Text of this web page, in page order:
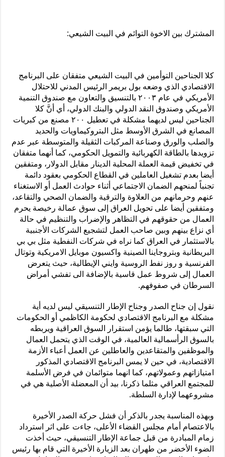
المشترك بين الاخوة التوائم في البيت الشيعي:
كلا الجناحين التوأمين في البيت الشيعي متفقان على البرنامج
الاقتصادي الذي وضعه بول بريمر الرئيس المدني للاحتلال
الأمريكي في عام ٢٠٠٣ بالتنسيق والتعاون مع صندوق التنمية
الأمريكي وصندوق النقد الدولي والبنك الدولي، أي أنَّ كلا
الجناحين ليس لديهما مشكلة في تعطيل ٢٠٠ مصنع من كبريات
المصانع في الشرق الأوسط مثل البتروكيماويات والحديد
والصلب والورق وصناعة المركبات الثقيلة والمتوسطة عبر عدم
تزويدها بالطاقة الكهربائية والتمويل الحكومي، كما أنهما متفقان
في تخفيض قيمة العملة المحلية الدينار مقابل الدولار، ومتفقين
أيضا بعدم تشغيل العاملين في القطاع الحكومي بعقود دائمة
تجنباً لمنحهم الضمان الاجتماعي أثناء حوادث العمل أو الاستغناء
عنهم وحرمانهم من العلاوة والترقية والضمان الصحي والتقاعد،
ومتفقين أيضا على تحويل العراق إلى سوق عمالة رخيصة يحرم
العمال من حقوقهم في التظاهر والإضراب والتنظيم في حالة
أي نزاع بينهم وبين صاحب العمل لتشجيع الشركات الأجنبية
بالاستثمار في العراق كما نراه في شركات النفطية مثل بي بي
البريطانية وبتروجاينا الصينية واكسيون موبايل الامريكية وتوتال
الفرنسية و روز نفط الروسية وايني الإيطالية، حيث يتعرض
العمال إلى شروط عمل قاسية بالإضافة الى تفشي أمراض
السرطان في صفوفهم.
نقول إن جناح الصدر وجناح الإطار التنسيقي ليس لديه أية
مشكلة مع البرنامج الاقتصادي لحكومة الكاظمي أو الحكومات
التي سبقتها، طالما يؤمن استقرار السوق العراقية ويربطه
بالسوق الرأسمالية العالمية، في الوقت الذي يتحمل العمال
والموظفين والمتقاعدين والعاطلين عن العمل أعباء الأزمة
الاقتصادية، في حين لا يمس البرنامج الاقتصادي المذكور
امتيازاتهم وعمولاتهم، كما انهما متوائمان في فرض الأسلمة
للمجتمع العراقي مثلما ذكرنا، بيد أن المعضلة الأصلية هي في
مشروعهما لإدارة السلطة.
وبهذه المناسبة يجدر بالذكر أن فشل حركة الصدر الأخيرة
بالاعتصام أمام مجلس القضاء الأعلى، جاءت على اثر استرداد
زمام المبادرة من قبل جماعة الإطار التنسيقي، حيث أخذت
الضوء الأخضر من طهران بعد الزيارة الأخيرة التي قام بها رئيس